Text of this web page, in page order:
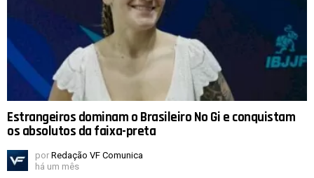
Estrangeiros dominam o Brasileiro No Gi e conquistam
os absolutos da faixa-preta
por Redação VF Comunica
há um mês